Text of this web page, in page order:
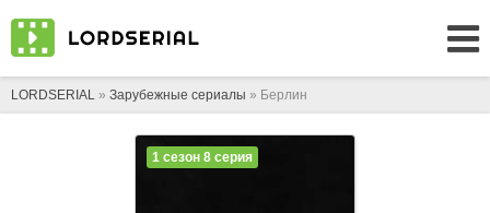
LORDSERIAL » Зарубежные сериалы » Берлин
1 сезон 8 серия